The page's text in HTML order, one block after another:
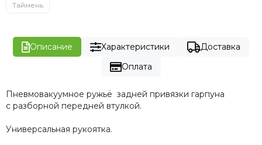
Таймень
Описание Характеристики
Доставка
Оплата
Пневмовакуумное ружьё задней привязки гарпуна
с разборной передней втулкой.
Универсальная рукоятка.